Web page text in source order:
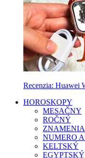
Recenzia: Huawei
HOROSKOPY
MESAČNY
ROČNÝ
ZNAMENIA
NUMERO
KELTSKÝ
EGYPTSKÝ